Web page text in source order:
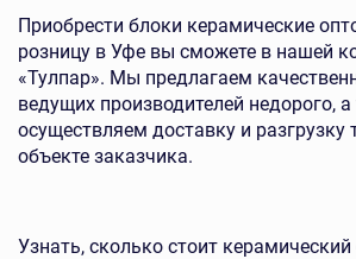
Приобрести блоки керамические
розницу в Уфе вы сможете в нашей
«Тулпар». Мы предлагаем
ведущих производителей недорого,
осуществляем доставку и разгрузку
объекте заказчика.
Узнать, сколько стоит